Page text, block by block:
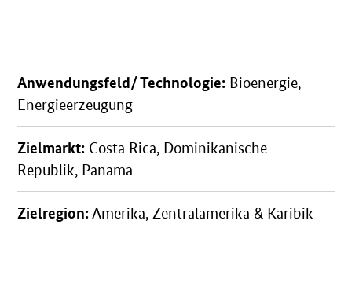
Anwendungsfeld/ Technologie: Bioenergie,
Energieerzeugung
Zielmarkt: Costa Rica, Dominikanische
Republik, Panama
Zielregion:Amerika, Zentralamerika & Karibik